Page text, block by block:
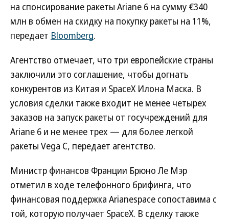
на спонсирование ракеты Ariane 6 на сумму €340
млн в обмен на скидку на покупку ракеты на 11%,
передает Bloomberg.
Агентство отмечает, что три европейские страны
заключили это соглашение, чтобы догнать
конкурентов из Китая и SpaceX Илона Маска. В
условия сделки также входит не менее четырех
заказов на запуск ракеты от госучреждений для
Ariane 6 и не менее трех — для более легкой
ракеты Vega C, передает агентство.
Министр финансов Франции Брюно Ле Мэр
отметил в ходе телефонного брифинга, что
финансовая поддержка Arianespace сопоставима с
той, которую получает SpaceX. В сделку также